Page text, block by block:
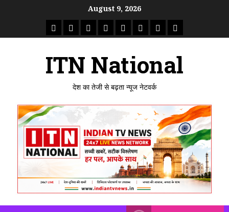
August 9, 2026
राष्ट्रीयताजा
उत्तर
मध्य
राजस्थान
पंजाब गुजरातमहाराष्ट्र
ITN National
देश का तेजी से बढ़ता न्यूज नेटवर्क